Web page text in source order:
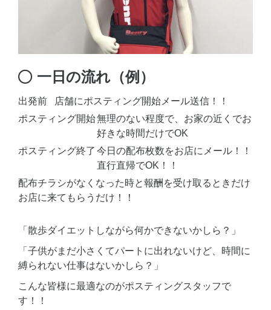
一日の流れ（例）
出発前
店舗にポスティング開始メール送信！！
ポスティング開始無理のない程度で、お家の近くでお
好きな時間だけでOK
ポスティング終了 今日の配布枚数をお店にメール！！
直行直帰でOK！！
配布チラシがなくなった時と報酬を受け取るときだけ
お店に来てもらうだけ！！
「散歩ダイエットしながら何かできないかしら？」
「子供がまだ小さくてパートに出れないけど、時間に
縛られない仕事はないかしら？」
こんな皆様に最適なのがポスティングスタッフで
す！！